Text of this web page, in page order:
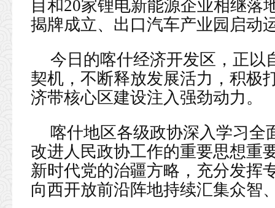
目和20家锂电新能源企业相继落
揭牌成立、出口汽车产业园启
今日的喀什经济开发区，正以
契机，不断释放发展活力，积极
济带核心区建设注入强劲动力。
喀什地区各级政协深入学习全
改进人民政协工作的重要思想重
新时代党的治疆方略，充分发挥
向西开放前沿阵地持续汇集众智